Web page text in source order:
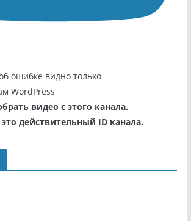
ошибке видно только
WordPress
видео с этого канала.
действительный ID канала.